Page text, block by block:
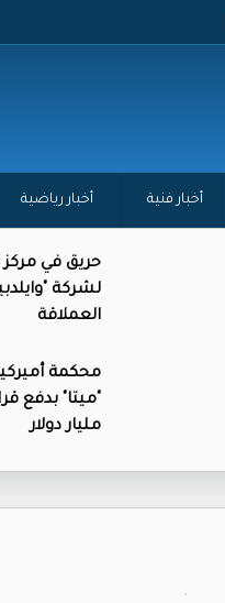
أخبار فنية أخبار رياضية
حريق في مركز
لشركة
العملاقة
محكمة
"ميتا" بدفع
مليار دولار